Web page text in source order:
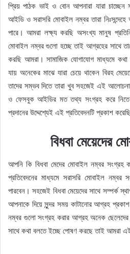
প্রিয় পাঠক ভাই ও বোন আপনারা যারা চাচ্ছেন
আইডি ও সরাসরি মোবাইল নম্বর তারা
পারে। আমরা লক্ষ্য করছি অসংখ্য মানুষ
মোবাইল নম্বর গুলো হচ্ছে তাই আগ্রহের সাথে
করছি আমরা। সামাজিক যোগাযোগ মাধ্যমে
যায় অনেকের মাঝে যারা চেয়ে থাকেন বিরহ
তাদের সম্ভব দিতে তারা খুব সহজেই এই আলোচনার
ও ফেসবুক আইডির মত তথ্য সংগ্রহ করে নিতে
প্রদানের উদ্দেশ্যেই এই প্রতিবেদনটি প্রকাশ
বিধবা মেয়েদের
আপনি কি বিধবা মেদের মোবাইল নম্বর
প্রতিবেদনের মাধ্যমে সরাসরি মোবাইল
পারবেন। সহজেই বিধবা মেয়েদের সাথে সম্পর্ক
আপনাকে দিয়ে সুন্দর সময় কাটানোর আগ্রহ
নম্বর গুলো সংগ্রহ করার আগ্রহ অনেক ছেলেদের।
সাথে কথা বলতে ইচ্ছে পোষণ করছে তাই আমরা